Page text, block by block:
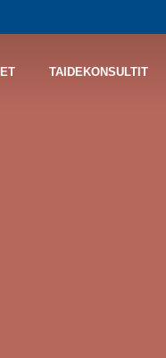
TAIDEKONSULTIT